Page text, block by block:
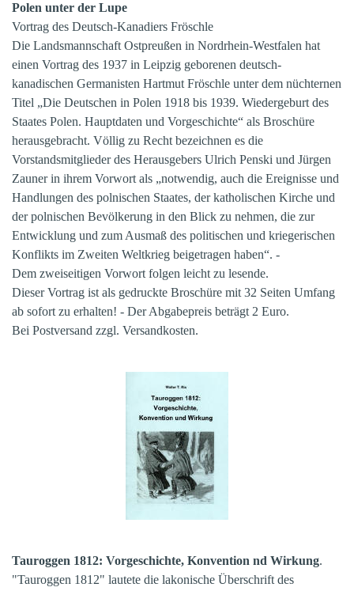
Polen unter der Lupe
Vortrag des Deutsch-Kanadiers Fröschle
Die Landsmannschaft Ostpreußen in Nordrhein-Westfalen hat
einen Vortrag des 1937 in Leipzig geborenen deutsch-
kanadischen Germanisten Hartmut Fröschle unter dem nüchternen
Titel „Die Deutschen in Polen 1918 bis 1939. Wiedergeburt des
Staates Polen. Hauptdaten und Vorgeschichte“ als Broschüre
herausgebracht. Völlig zu Recht bezeichnen es die
Vorstandsmitglieder des Herausgebers Ulrich Penski und Jürgen
Zauner in ihrem Vorwort als „notwendig, auch die Ereignisse und
Handlungen des polnischen Staates, der katholischen Kirche und
der polnischen Bevölkerung in den Blick zu nehmen, die zur
Entwicklung und zum Ausmaß des politischen und kriegerischen
Konflikts im Zweiten Weltkrieg beigetragen haben“. -
Dem zweiseitigen Vorwort folgen leicht zu lesende.
Dieser Vortrag ist als gedruckte Broschüre mit 32 Seiten Umfang
ab sofort zu erhalten! - Der Abgabepreis beträgt 2 Euro.
Bei Postversand zzgl. Versandkosten.
Tauroggen 1812: Vorgeschichte, Konvention nd Wirkung.
"Tauroggen 1812" lautete die lakonische Überschrift des